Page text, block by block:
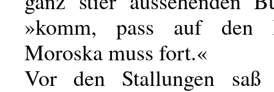
»komm, pass auf den
Moroska muss fort.«
Vor den Stallungen